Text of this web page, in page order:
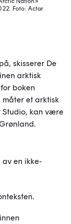
Foto: Actar
skisserer De
arktisk
boken
et arktisk
Studio, kan være
av en ikke-